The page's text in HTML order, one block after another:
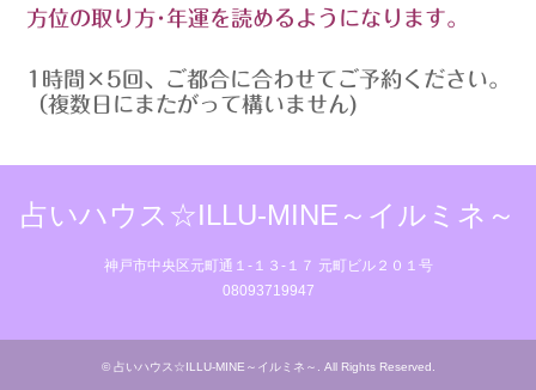
方位の取り方･年運を読めるようになります。
1時間×5回、ご都合に合わせてご予約ください。
（複数日にまたがって構いません)
占いハウス☆ILLU-MINE～イルミネ～
神戸市中央区元町通１‐１３‐１７ 元町ビル２０１号
08093719947
© 占いハウス☆ILLU-MINE～イルミネ～ . All Rights Reserved.